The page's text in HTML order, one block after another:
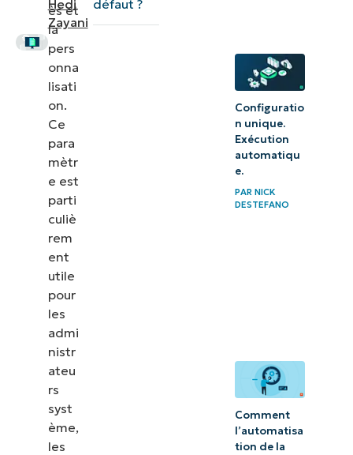
Hedi
Zayanide terminal
ès et
la
pers
onna
lisati
on.
Ce
para
mètr
e est
parti
culiè
rem
ent
utile
pour
les
admi
nistr
ateu
rs
syst
ème,
les
défaut ?
Configuratio
n unique.
Exécution
automatiqu
e.
PAR NICK
DESTEFANO
Comment
l’automatisa
tion de la